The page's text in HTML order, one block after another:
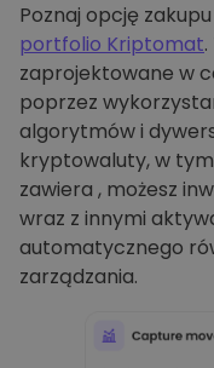
Poznaj opcję
portfolio Kriptomat
zaprojektowane w
poprzez
algorytmów i
kryptowaluty, w
zawiera , możesz
wraz z innymi
automatycznego
zarządzania.